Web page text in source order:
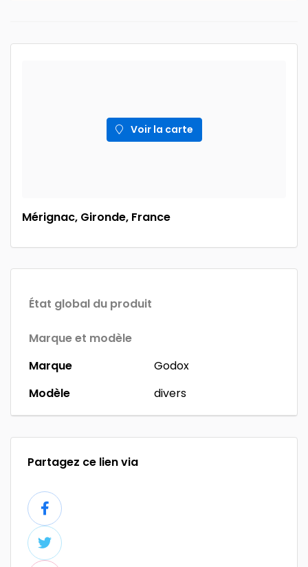
Voir la carte
Mérignac, Gironde, France
État global du produit
Marque et modèle
Marque
Godox
Modèle
divers
Partagez ce lien via